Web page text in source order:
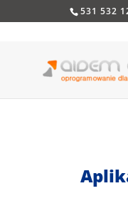
531 532